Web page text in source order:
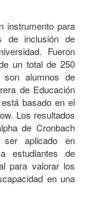
instrumento para
de inclusión de
Fueron
un total de 250
son alumnos de
de Educación
basado en el
Los resultados
de Cronbach
ser aplicado en
estudiantes de
para valorar los
en una